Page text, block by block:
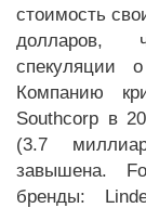
стоимость
долларов,
спекуляции
Компанию
Southcorp в
(3.7
завышена.
бренды: